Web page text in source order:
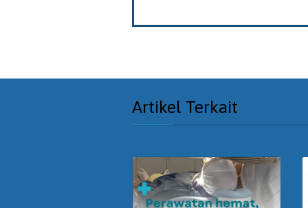
Artikel Terkait